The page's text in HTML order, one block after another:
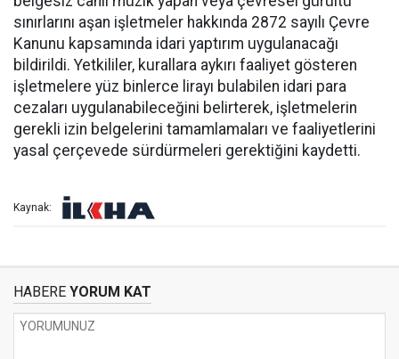
sınırlarını aşan işletmeler hakkında 2872 sayılı Çevre
Kanunu kapsamında idari yaptırım uygulanacağı
bildirildi. Yetkililer, kurallara aykırı faaliyet gösteren
işletmelere yüz binlerce lirayı bulabilen idari para
cezaları uygulanabileceğini belirterek, işletmelerin
gerekli izin belgelerini tamamlamaları ve faaliyetlerini
yasal çerçevede sürdürmeleri gerektiğini kaydetti.
Kaynak:
HABERE YORUM KAT